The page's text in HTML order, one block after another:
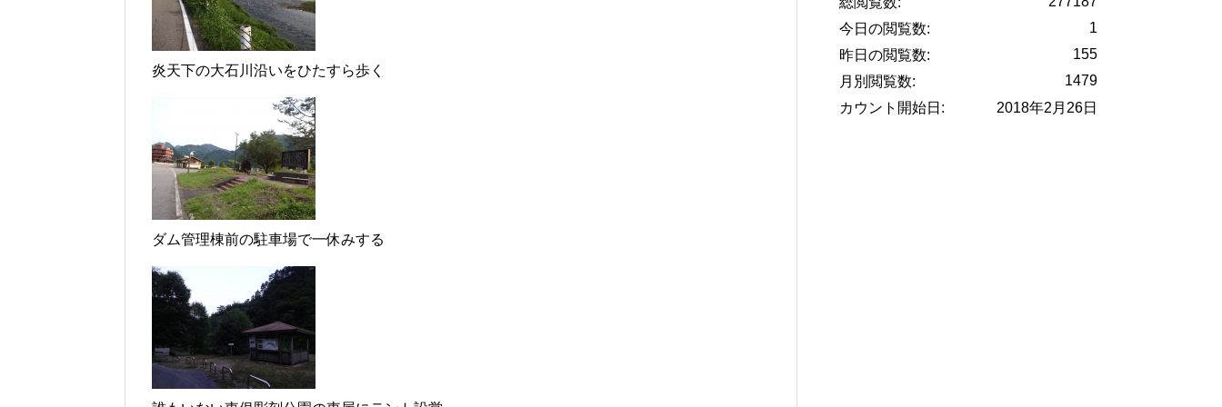
炎天下の大石川沿いをひたすら歩く
ダム管理棟前の駐車場で一休みする
1
今日の閲覧数:
155
昨日の閲覧数:
1479
月別閲覧数:
2018年2月26日
カウント開始日: